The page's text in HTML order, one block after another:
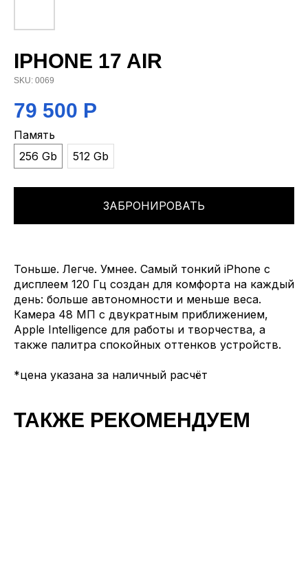
IPHONE 17 AIR
SKU: 0069
79 500 Р
Память
256 Gb
512 Gb
ЗАБРОНИРОВАТЬ
Тоньше. Легче. Умнее. Самый тонкий iPhone с
дисплеем 120 Гц создан для комфорта на каждый
день: больше автономности и меньше веса.
Камера 48 МП с двукратным приближением,
Apple Intelligence для работы и творчества, а
также палитра спокойных оттенков устройств.
*цена указана за наличный расчёт
ТАКЖЕ РЕКОМЕНДУЕМ